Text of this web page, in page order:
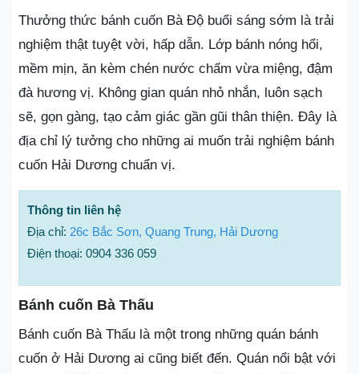
Thưởng thức bánh cuốn Bà Độ buổi sáng sớm là trải
nghiệm thật tuyệt vời, hấp dẫn. Lớp bánh nóng hổi,
mềm mịn, ăn kèm chén nước chấm vừa miệng, đậm
đà hương vị. Không gian quán nhỏ nhắn, luôn sạch
sẽ, gọn gàng, tạo cảm giác gần gũi thân thiện. Đây là
địa chỉ lý tưởng cho những ai muốn trải nghiệm bánh
cuốn Hải Dương chuẩn vị.
Thông tin liên hệ
Địa chỉ: 26c Bắc Sơn, Quang Trung, Hải Dương
Điện thoại: 0904 336 059
Bánh cuốn Bà Thấu
Bánh cuốn Bà Thấu là một trong những quán bánh
cuốn ở Hải Dương ai cũng biết đến. Quán nổi bật với